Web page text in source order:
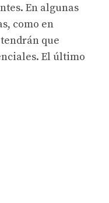
En algunas
como en
que
El último